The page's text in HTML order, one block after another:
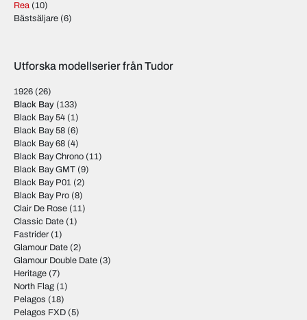
Rea (10)
Bästsäljare (6)
Utforska modellserier från Tudor
1926 (26)
Black Bay (133)
Black Bay 54 (1)
Black Bay 58 (6)
Black Bay 68 (4)
Black Bay Chrono (11)
Black Bay GMT (9)
Black Bay P01 (2)
Black Bay Pro (8)
Clair De Rose (11)
Classic Date (1)
Fastrider (1)
Glamour Date (2)
Glamour Double Date (3)
Heritage (7)
North Flag (1)
Pelagos (18)
Pelagos FXD (5)